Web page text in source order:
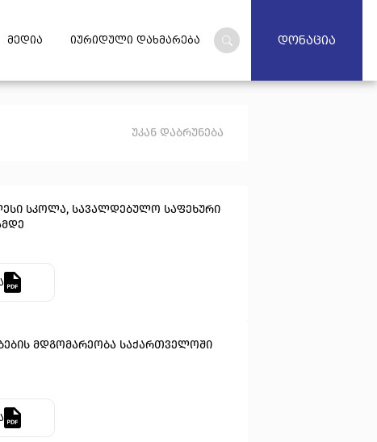
მედია იურიდული დახმარება დონაცია
უკან დაბრუნება
სკოლა, სავალდებულო საფეხური
მდგომარეობა საქართველოში